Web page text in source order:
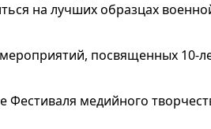
на лучших образцах
посвященных 10-
медийного